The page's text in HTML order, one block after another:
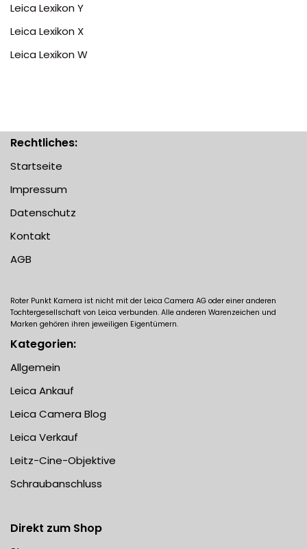
Leica Lexikon Y
Leica Lexikon X
Leica Lexikon W
Rechtliches:
Startseite
Impressum
Datenschutz
Kontakt
AGB
Roter Punkt Kamera ist nicht mit der Leica Camera AG oder einer anderen
Tochtergesellschaft von Leica verbunden. Alle anderen Warenzeichen und
Marken gehören ihren jeweiligen Eigentümern.
Kategorien:
Allgemein
Leica Ankauf
Leica Camera Blog
Leica Verkauf
Leitz-Cine-Objektive
Schraubanschluss
Direkt zum Shop